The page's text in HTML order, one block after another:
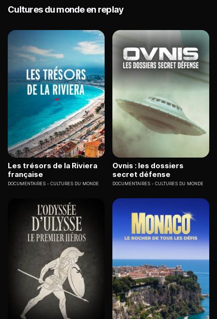
Cultures du monde en replay
Les trésors de la Riviera
française
DOCUMENTAIRES CULTURES DU MONDE
Ovnis : les dossiers
secret défense
DOCUMENTAIRES CULTURES DU MONDE